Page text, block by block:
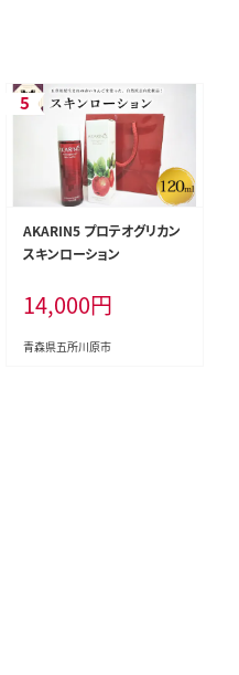
AKARIN5 プロテオグリカン
スキンローション
14,000円
青森県五所川原市